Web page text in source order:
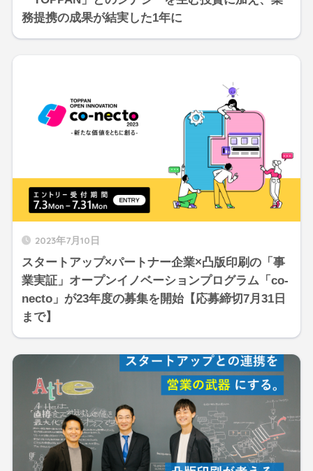
務提携の成果が結実した1年に
2023年7月10日
スタートアップ×パートナー企業×凸版印刷の「事
業実証」オープンイノベーションプログラム「co-
necto」が23年度の募集を開始【応募締切7月31日
まで】